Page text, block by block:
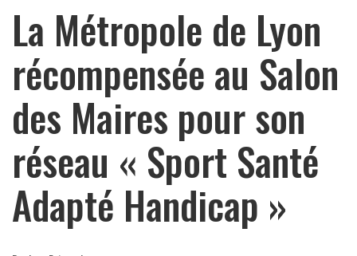
La Métropole de Lyon
récompensée au Salon
des Maires pour son
réseau « Sport Santé
Adapté Handicap »